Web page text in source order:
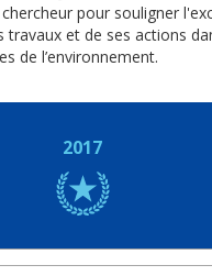
pour souligner
travaux et de ses actions
de l’environnement.
2017